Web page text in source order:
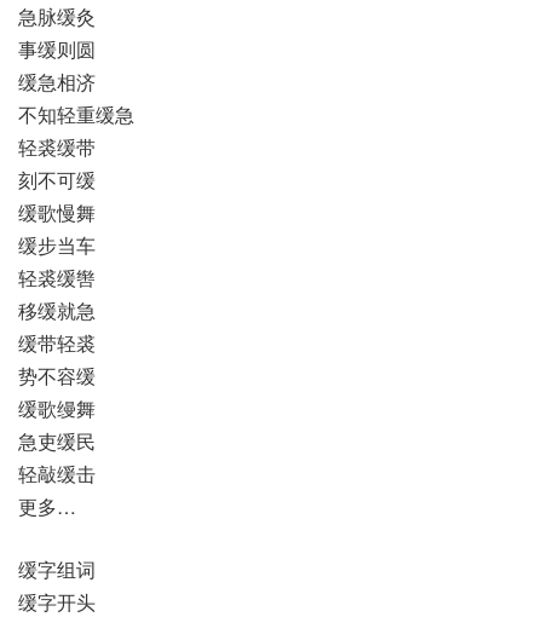
急脉缓灸
事缓则圆
缓急相济
不知轻重缓急
轻裘缓带
刻不可缓
缓歌慢舞
缓步当车
轻裘缓辔
移缓就急
缓带轻裘
势不容缓
缓歌缦舞
急吏缓民
轻敲缓击
更多…
缓字组词
缓字开头